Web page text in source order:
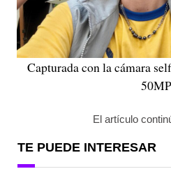
Capturada con la cámara
50MP
El artículo
TE PUEDE INTERESAR